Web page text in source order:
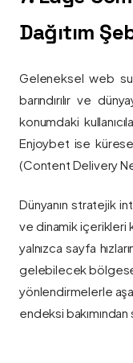
Dağıtım
Geleneksel web
barındırılır ve
konumdaki
Enjoybet ise
(Content Delivery
Dünyanın stratejik
ve dinamik içerikleri
yalnızca sayfa
gelebilecek bölgesel
yönlendirmelerle
endeksi